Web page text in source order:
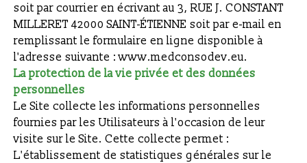
soit par courrier en écrivant au 3, RUE J. CONSTANT
MILLERET 42000 SAINT-ÉTIENNE soit par e-mail en
remplissant le formulaire en ligne disponible à
l'adresse suivante : www.medconsodev.eu.
La protection de la vie privée et des données
personnelles
Le Site collecte les informations personnelles
fournies par les Utilisateurs à l'occasion de leur
visite sur le Site. Cette collecte permet :
L'établissement de statistiques générales sur le